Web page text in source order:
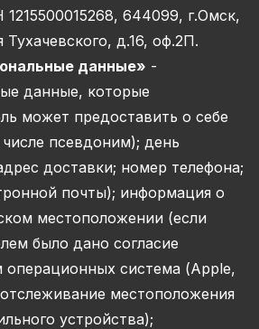
644099, г.Омск,
Тухачевского, д.16, оф.2П.
данные» -
данные, которые
может предоставить о себе
псевдоним); день
доставки; номер телефона;
почты); информация о
местоположении (если
было дано согласие
операционных система (Apple,
местоположения
устройства);